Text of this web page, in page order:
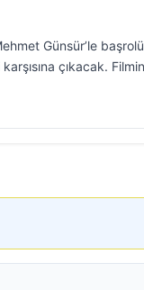
Günsür’le başrolü
çıkacak.